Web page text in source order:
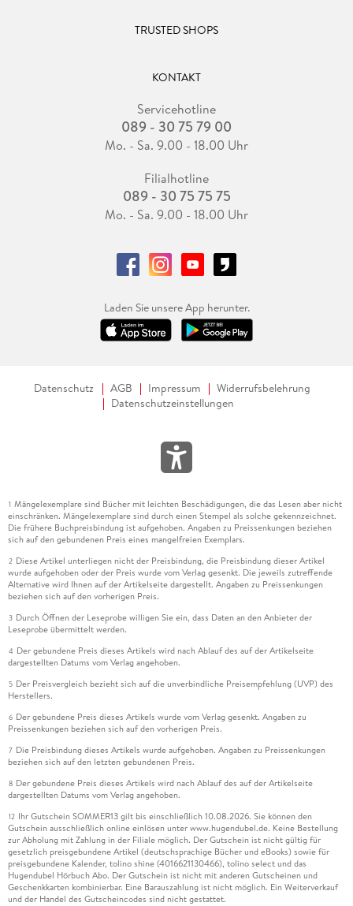
TRUSTED SHOPS
KONTAKT
Servicehotline
089 - 30 75 79 00
Mo. - Sa. 9.00 - 18.00 Uhr
Filialhotline
089 - 30 75 75 75
Mo. - Sa. 9.00 - 18.00 Uhr
Laden Sie unsere App herunter.
Datenschutz AGB Impressum
Widerrufsbelehrung
Datenschutzeinstellungen
1 Mängelexemplare sind Bücher mit leichten Beschädigungen, die das Lesen aber nicht
einschränken. Mängelexemplare sind durch einen Stempel als solche gekennzeichnet.
Die frühere Buchpreisbindung ist aufgehoben. Angaben zu Preissenkungen beziehen
sich auf den gebundenen Preis eines mangelfreien Exemplars.
2 Diese Artikel unterliegen nicht der Preisbindung, die Preisbindung dieser Artikel
wurde aufgehoben oder der Preis wurde vom Verlag gesenkt. Die jeweils zutreffende
Alternative wird Ihnen auf der Artikelseite dargestellt. Angaben zu Preissenkungen
beziehen sich auf den vorherigen Preis.
3 Durch Öffnen der Leseprobe willigen Sie ein, dass Daten an den Anbieter der
Leseprobe übermittelt werden.
4 Der gebundene Preis dieses Artikels wird nach Ablauf des auf der Artikelseite
dargestellten Datums vom Verlag angehoben.
5 Der Preisvergleich bezieht sich auf die unverbindliche Preisempfehlung (UVP) des
Herstellers.
6 Der gebundene Preis dieses Artikels wurde vom Verlag gesenkt. Angaben zu
Preissenkungen beziehen sich auf den vorherigen Preis.
7 Die Preisbindung dieses Artikels wurde aufgehoben. Angaben zu Preissenkungen
beziehen sich auf den letzten gebundenen Preis.
8 Der gebundene Preis dieses Artikels wird nach Ablauf des auf der Artikelseite
dargestellten Datums vom Verlag angehoben.
12 Ihr Gutschein SOMMER13 gilt bis einschließlich 10.08.2026. Sie können den
Gutschein ausschließlich online einlösen unter www.hugendubel.de. Keine Bestellung
zur Abholung mit Zahlung in der Filiale möglich. Der Gutschein ist nicht gültig für
gesetzlich preisgebundene Artikel (deutschsprachige Bücher und eBooks) sowie für
preisgebundene Kalender, tolino shine (4016621130466), tolino select und das
Hugendubel Hörbuch Abo. Der Gutschein ist nicht mit anderen Gutscheinen und
Geschenkkarten kombinierbar. Eine Barauszahlung ist nicht möglich. Ein Weiterverkauf
und der Handel des Gutscheincodes sind nicht gestattet.